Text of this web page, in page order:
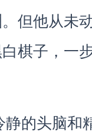
但他从未
棋子，一
的头脑和